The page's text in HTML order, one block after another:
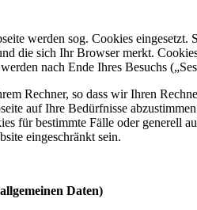
werden sog. Cookies
die sich Ihr Browser merkt.
nach Ende Ihres Besuchs
Rechner, so dass wir Ihren
auf Ihre Bedürfnisse
für bestimmte Fälle oder generell
eingeschränkt sein.
Daten)